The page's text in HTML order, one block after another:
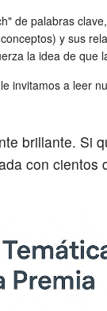
de palabras
y sus
la idea de que
invitamos a leer
brillante.
con